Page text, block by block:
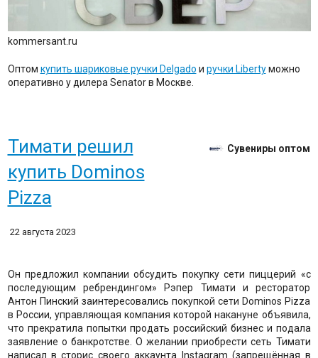
kommersant.ru
Оптом купить шариковые ручки Delgado и ручки Libertyможно
оперативно у дилера Senator в Москве.
Тимати решил
купить Dominos
Pizza
Сувениры оптом
22 августа 2023
Он предложил компании обсудить покупку сети пиццерий «с
последующим ребрендингом» Рэпер Тимати и ресторатор
Антон Пинский заинтересовались покупкой сети Dominos Pizza
в России, управляющая компания которой накануне объявила,
что прекратила попытки продать российский бизнес и подала
заявление о банкротстве. О желании приобрести сеть Тимати
написал в сторис своего аккаунта Instagram (запрещённая в